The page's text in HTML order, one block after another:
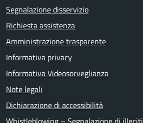
Segnalazione disservizio
Richiesta assistenza
Amministrazione trasparente
Informativa privacy
Informativa Videosorveglianza
Note legali
Dichiarazione di accessibilità